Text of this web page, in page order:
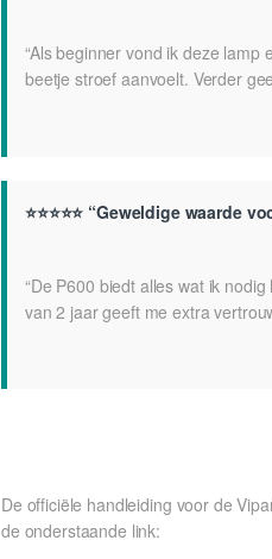
“Als beginner vond ik deze
beetje stroef aanvoelt. Verder
⭐⭐⭐⭐⭐ “Geweldige waarde
“De P600 biedt alles wat ik
van 2 jaar geeft me extra
De officiële handleiding voor de
de onderstaande link: